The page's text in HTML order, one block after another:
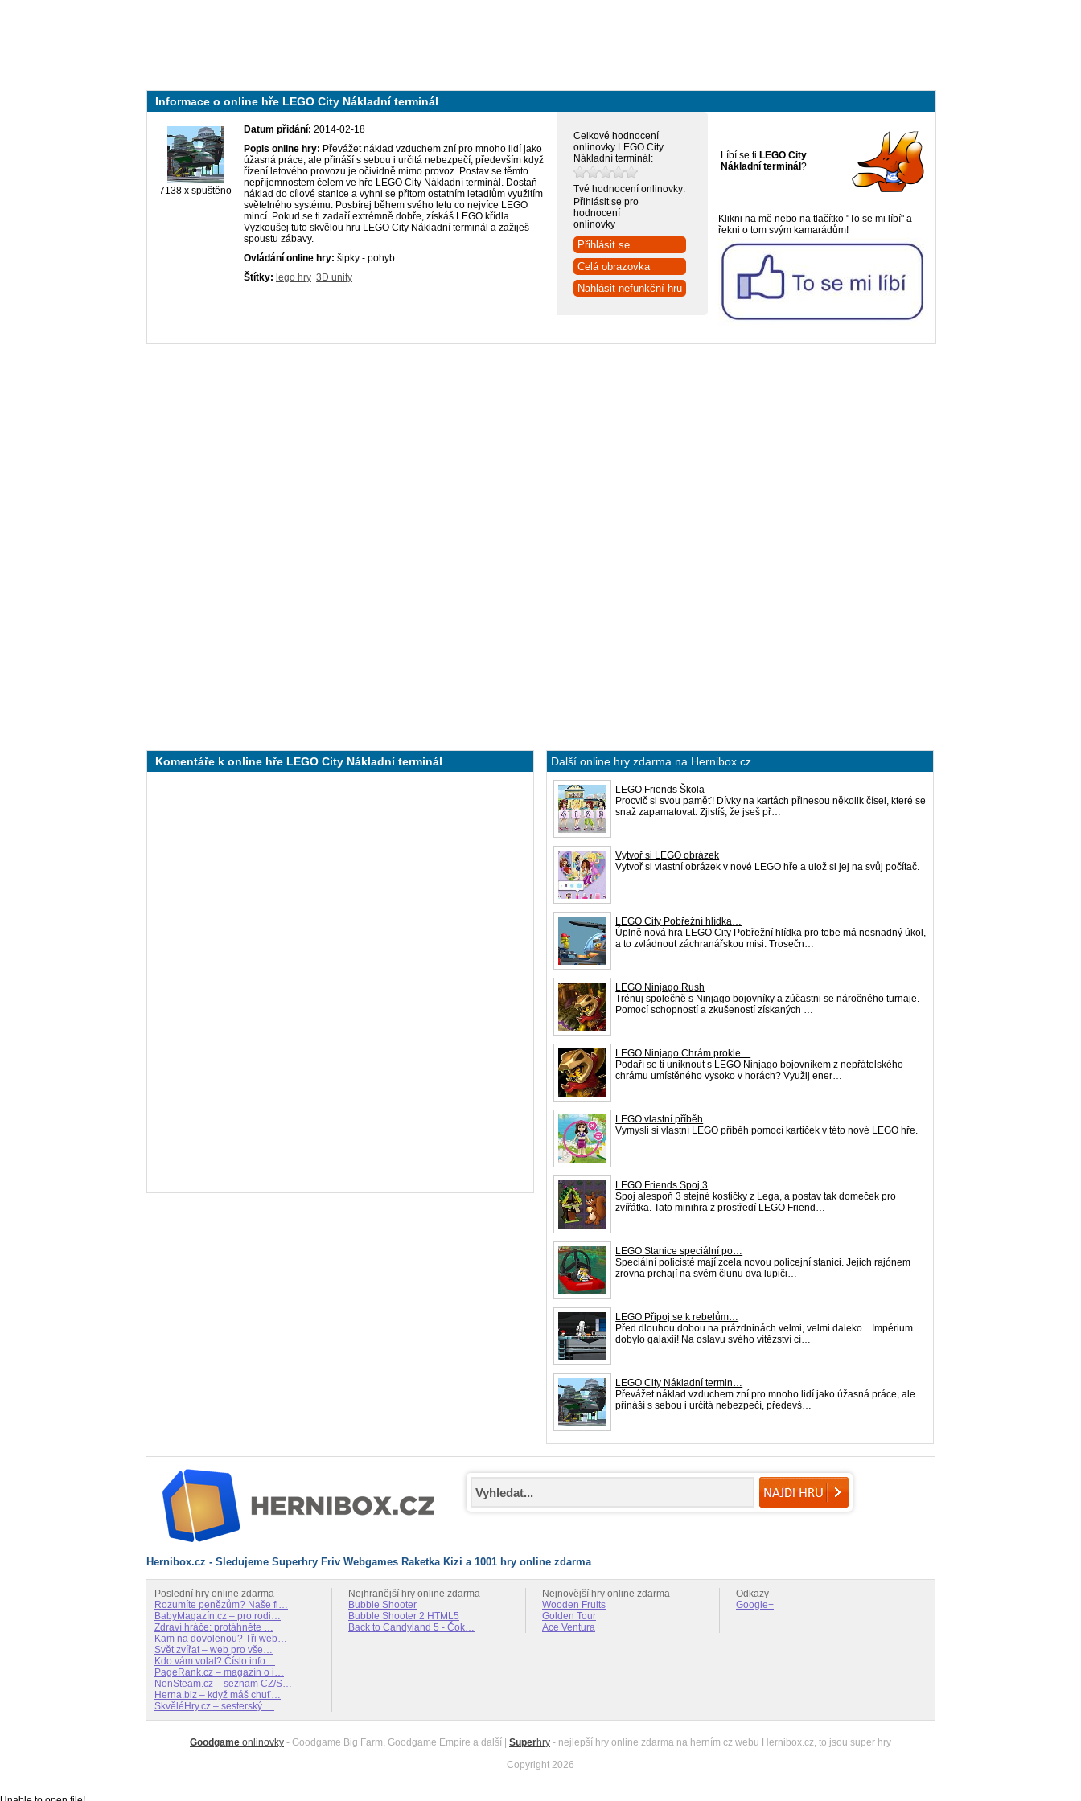
Informace o online hře LEGO City Nákladní terminál
7138 x spuštěno
Datum přidání: 2014-02-18
Popis online hry: Převážet náklad vzduchem zní pro mnoho lidí jako
úžasná práce, ale přináší s sebou i určitá nebezpečí, především když
řízení letového provozu je očividně mimo provoz. Postav se těmto
nepříjemnostem čelem ve hře LEGO City Nákladní terminál. Dostaň
náklad do cílové stanice a vyhni se přitom ostatním letadlům využitím
světelného systému. Posbírej během svého letu co nejvíce LEGO
mincí. Pokud se ti zadaří extrémně dobře, získáš LEGO křídla.
Vyzkoušej tuto skvělou hru LEGO City Nákladní terminál a zažiješ
spoustu zábavy.
Ovládání online hry: šipky - pohyb
Štítky: lego hry 3D unity
Celkové hodnocení
onlinovky LEGO City
Nákladní terminál:
Tvé hodnocení onlinovky:
Přihlásit se pro
hodnocení
onlinovky
Přihlásit se
Celá obrazovka
Nahlásit nefunkční hru
Líbí se ti LEGO City
Nákladní terminál ?
Klikni na mě nebo na tlačítko "To se mi líbí" a
řekni o tom svým kamarádům!
Komentáře k online hře LEGO City Nákladní terminál Další online hry zdarma na Hernibox.cz
LEGO Friends Škola
Procvič si svou paměť! Dívky na kartách přinesou několik čísel, které se
snaž zapamatovat. Zjistíš, že jseš př…
Vytvoř si LEGO obrázek
Vytvoř si vlastní obrázek v nové LEGO hře a ulož si jej na svůj počítač.
LEGO City Pobřežní hlídka…
Úplně nová hra LEGO City Pobřežní hlídka pro tebe má nesnadný úkol,
a to zvládnout záchranářskou misi. Trosečn…
LEGO Ninjago Rush
Trénuj společně s Ninjago bojovníky a zúčastni se náročného turnaje.
Pomocí schopností a zkušeností získaných …
LEGO Ninjago Chrám prokle…
Podaří se ti uniknout s LEGO Ninjago bojovníkem z nepřátelského
chrámu umístěného vysoko v horách? Využij ener…
LEGO vlastní příběh
Vymysli si vlastní LEGO příběh pomocí kartiček v této nové LEGO hře.
LEGO Friends Spoj 3
Spoj alespoň 3 stejné kostičky z Lega, a postav tak domeček pro
zvířátka. Tato minihra z prostředí LEGO Friend…
LEGO Stanice speciální po…
Speciální policisté mají zcela novou policejní stanici. Jejich rajónem
zrovna prchají na svém člunu dva lupiči…
LEGO Připoj se k rebelům…
Před dlouhou dobou na prázdninách velmi, velmi daleko... Impérium
dobylo galaxii! Na oslavu svého vítězství cí…
LEGO City Nákladní termin…
Převážet náklad vzduchem zní pro mnoho lidí jako úžasná práce, ale
přináší s sebou i určitá nebezpečí, předevš…
Hernibox.cz - Sledujeme Superhry Friv Webgames Raketka Kizi a 1001 hry online zdarma
Poslední hry online zdarma
Rozumíte penězům? Naše fi…
BabyMagazín.cz – pro rodi…
Zdraví hráče: protáhněte …
Kam na dovolenou? Tři web…
Svět zvířat – web pro vše…
Kdo vám volal? Číslo.info…
PageRank.cz – magazín o i…
NonSteam.cz – seznam CZ/S…
Herna.biz – když máš chuť…
SkvěléHry.cz – sesterský …
Nejhranější hry online zdarma
Bubble Shooter
Bubble Shooter 2 HTML5
Back to Candyland 5 - Čok…
Nejnovější hry online zdarma
Wooden Fruits
Golden Tour
Ace Ventura
Odkazy
Google+
Goodgame onlinovky - Goodgame Big Farm, Goodgame Empire a další | Superhry - nejlepší hry online zdarma na herním cz webu Hernibox.cz, to jsou super hry
Copyright 2026